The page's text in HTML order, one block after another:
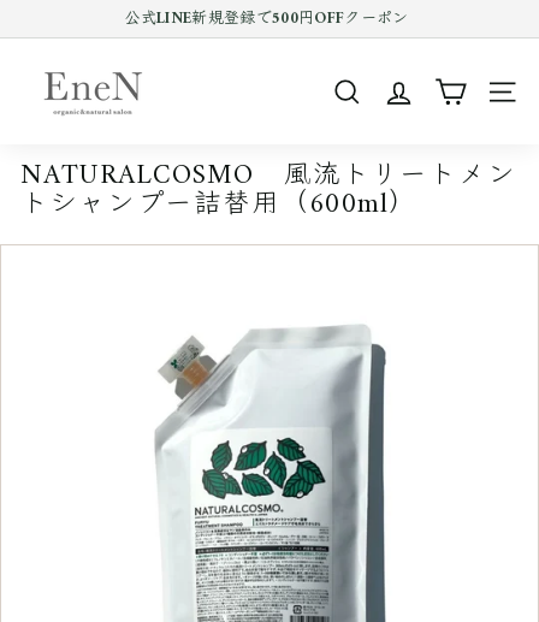
ン
る
Pause
公式LINE新規登録で500円OFFクーポン
N
o
n
l
SEARCH
NATURALCOSMO 風流トリートメン
トシャンプー詰替用（600ml）